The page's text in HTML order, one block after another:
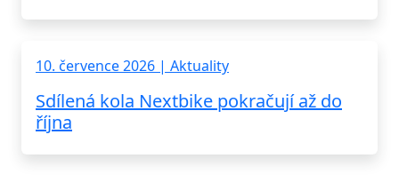
10. července 2026 | Aktuality
Sdílená kola Nextbike pokračují až do
října